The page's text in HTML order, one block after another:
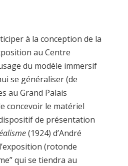
à la conception de la
au Centre
du modèle immersif
se généraliser (de
au Grand Palais
concevoir le matériel
de présentation
(1924) d’André
(rotonde
qui se tiendra au